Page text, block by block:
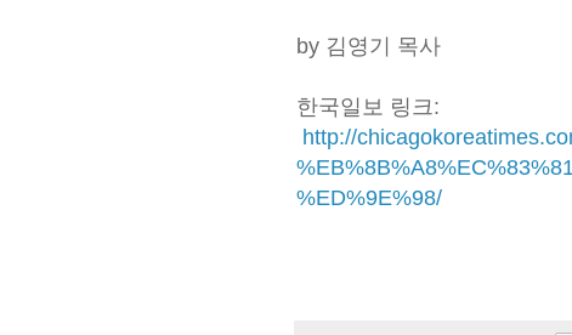
by 김영기 목사
한국일보 링크:
http://
%ED%9E%98/